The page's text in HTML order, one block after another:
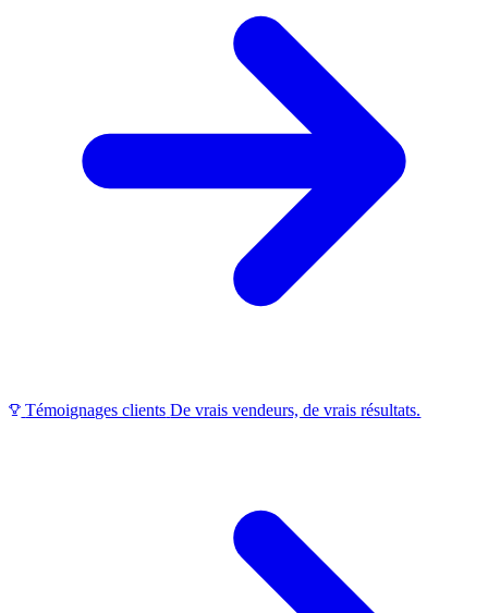
Témoignages clients De vrais vendeurs, de vrais résultats.